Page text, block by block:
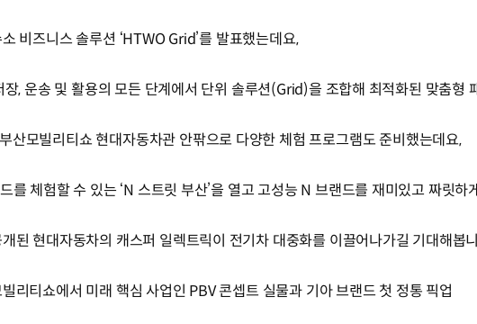
비즈니스 솔루션 ‘HTWO Grid’를 발표했는데요,
장, 운송 및 활용의 모든 단계에서 단위 솔루션(Grid)을 조합해 최적화된 맞춤형
산모빌리티쇼 현대자동차관 안팎으로 다양한 체험 프로그램도 준비했는데요,
를 체험할 수 있는 ‘N 스트릿 부산’을 열고 고성능 N 브랜드를 재미있고 짜릿
된 현대자동차의 캐스퍼 일렉트릭이 전기차 대중화를 이끌어나가길 기대해봅
리티쇼에서 미래 핵심 사업인 PBV 콘셉트 실물과 기아 브랜드 첫 정통 픽업